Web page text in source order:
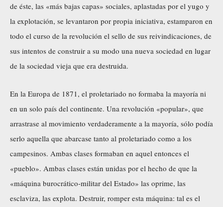
de éste, las «más bajas capas» sociales, aplastadas por el yugo y
la explotación, se levantaron por propia iniciativa, estamparon en
todo el curso de la revolución el sello de sus reivindicaciones, de
sus intentos de construir a su modo una nueva sociedad en lugar
de la sociedad vieja que era destruida.
En la Europa de 1871, el proletariado no formaba la mayoría ni
en un solo país del continente. Una revolución «popular», que
arrastrase al movimiento verdaderamente a la mayoría, sólo podía
serlo aquella que abarcase tanto al proletariado como a los
campesinos. Ambas clases formaban en aquel entonces el
«pueblo». Ambas clases están unidas por el hecho de que la
«máquina burocrático-militar del Estado» las oprime, las
esclaviza, las explota. Destruir, romper esta máquina: tal es el